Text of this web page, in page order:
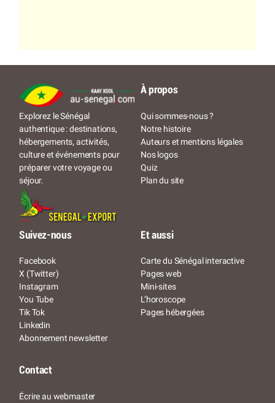
Explorez le Sénégal
authentique : destinations,
hébergements, activités,
culture et événements pour
préparer votre voyage ou
séjour.
À propos
Qui sommes-nous ?
Notre histoire
Auteurs et mentions légales
Nos logos
Quiz
Plan du site
Suivez-nous
Facebook
X (Twitter)
Instagram
You Tube
Tik Tok
Linkedin
Abonnement newsletter
Et aussi
Carte du Sénégal interactive
Pages web
Mini-sites
L’horoscope
Pages hébergées
Contact
Écrire au webmaster